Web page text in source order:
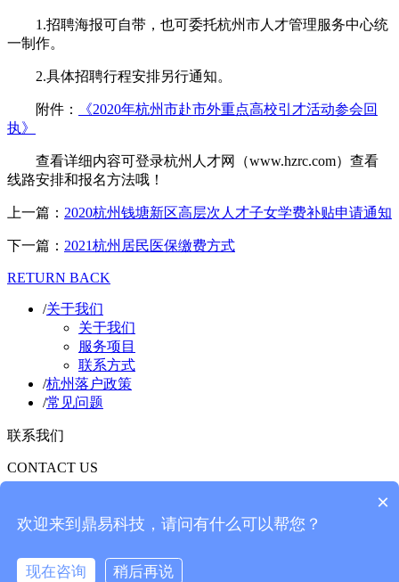
1.招聘海报可自带，也可委托杭州市人才管理服务中心统
一制作。
2.具体招聘行程安排另行通知。
附件：
《2020年杭州市赴市外重点高校引才活动参会回
执》
查看详细内容可登录杭州人才网（www.hzrc.com）查看
线路安排和报名方法哦！
上一篇： 2020杭州钱塘新区高层次人才子女学费补贴申请通知
下一篇： 2021杭州居民医保缴费方式
RETURN BACK
/关于我们
关于我们
服务项目
联系方式
/杭州落户政策
/常见问题
联系我们
CONTACT US
Copyright ©2020 杭州三柳教育科技有限公司
备案号：浙ICP备19024763号-10
×
欢迎来到鼎易科技，请问有什么可以帮您？
现在咨询 稍后再说